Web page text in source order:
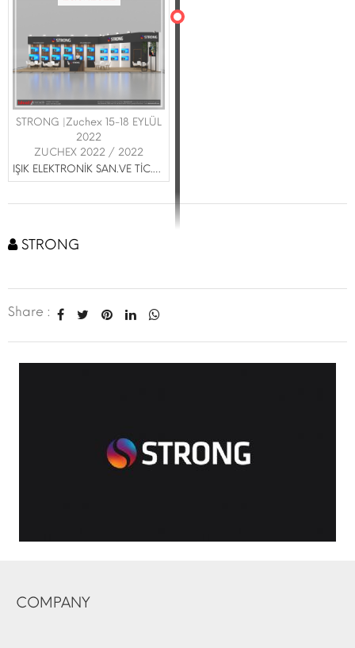
STRONG |Zuchex 15-18 EYLÜL
2022
ZUCHEX 2022 / 2022
IŞIK ELEKTRONİK SAN.VE TİC.A.A.Ş
STRONG
Share :
COMPANY